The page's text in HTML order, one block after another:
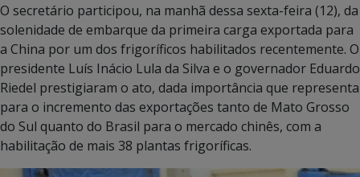
O secretário participou, na manhã dessa sexta-feira (12), da
solenidade de embarque da primeira carga exportada para
a China por um dos frigoríficos habilitados recentemente. O
presidente Luís Inácio Lula da Silva e o governador Eduardo
Riedel prestigiaram o ato, dada importância que representa
para o incremento das exportações tanto de Mato Grosso
do Sul quanto do Brasil para o mercado chinês, com a
habilitação de mais 38 plantas frigoríficas.